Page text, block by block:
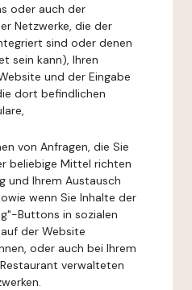
oder auch der
Netzwerke, die der
sind oder denen
sein kann), Ihren
und der Eingabe
dort befindlichen
von Anfragen, die Sie
beliebige Mittel richten
und Ihrem Austausch
wenn Sie Inhalte der
Buttons in sozialen
der Website
oder auch bei Ihrem
verwalteten